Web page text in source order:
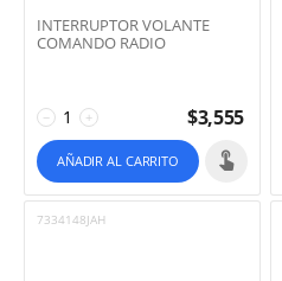
INTERRUPTOR VOLANTE
COMANDO RADIO
+
− $3,555
AÑADIR AL CARRITO
7334148JAH